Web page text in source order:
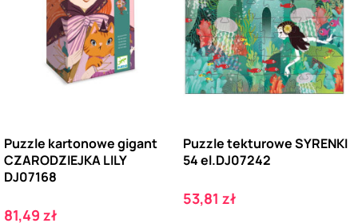
Puzzle kartonowe gigant
CZARODZIEJKA LILY
DJ07168
Cena
81,49 zł
Puzzle tekturowe SYRENKI
54 el.DJ07242
Cena
53,81 zł